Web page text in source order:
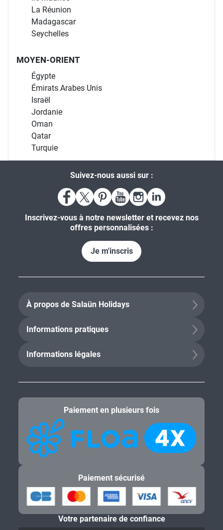
La Réunion
Madagascar
Seychelles
MOYEN-ORIENT
Égypte
Émirats Arabes Unis
Israël
Jordanie
Oman
Qatar
Turquie
Suivez-nous aussi sur :
Inscrivez-vous à notre newsletter et recevez nos
offres personnalisées :
Je m'inscris
À propos de Salaün Holidays
Informations pratiques
Informations légales
Paiement en plusieurs fois
Paiement sécurisé
Votre partenaire de confiance